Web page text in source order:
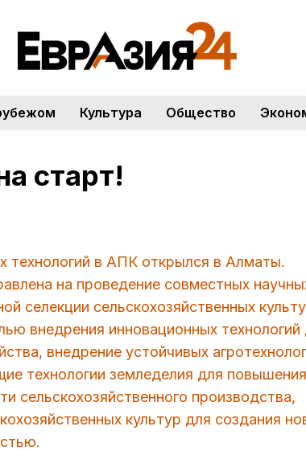
Культура Общество
старт!
технологий в АПК открылся в Алматы.
на проведение совместных
селекции сельскохозяйственных
внедрения инновационных технологий
внедрение устойчивых
технологии земледелия для повышения
сельскохозяйственного производства,
культур для создания